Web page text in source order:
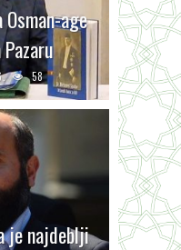
age
58
je najdeblji